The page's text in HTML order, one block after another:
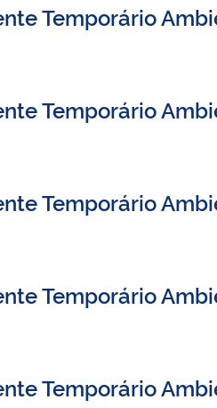
Temporário
Temporário
Temporário
Temporário
Temporário